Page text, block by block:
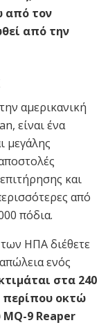
από τον
από την
αμερικανική
είναι ένα
μεγάλης
και
από
πόδια.
ΗΠΑ διέθετε
ενός
στα 240
περίπου οκτώ
9 Reaper